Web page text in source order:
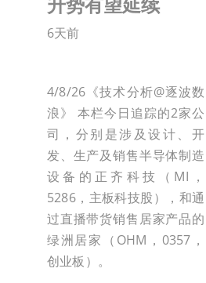
6天前
4/8/26《技术分析@逐波数
浪》 本栏今日追踪的2家公
司，分别是涉及设计、开
发、生产及销售半导体制造
设备的正齐科技（MI，
5286，主板科技股），和通
过直播带货销售居家产品的
绿洲居家（OHM，0357，
创业板）。